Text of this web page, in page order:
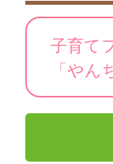
子育て
「やん